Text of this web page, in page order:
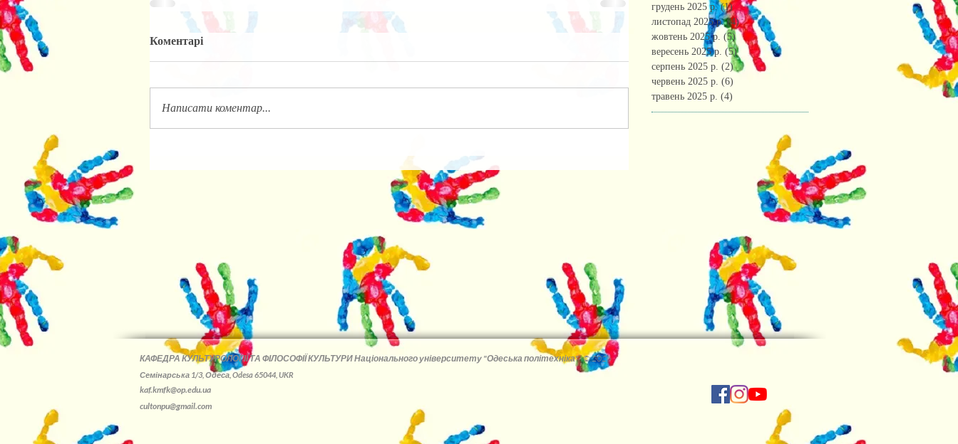
Коментарі
Написати коментар...
грудень 2025 р. (1)1 пост
листопад 2025 р. (4)4 пости
жовтень 2025 р. (5)5 постів
вересень 2025 р. (5)5 постів
серпень 2025 р. (2)2 пости
червень 2025 р. (6)
травень 2025 р. (4)
КАФЕДРА КУЛЬТУРОЛОГІЇ ТА ФІЛОСОФІЇ КУЛЬТУРИ Національного університету "Одеська політехніка"-© 2026
Семінарська 1/3, Одеса, Odesa 65044, UKR
kaf.kmfk@op.edu.ua
cultonpu@gmail.com